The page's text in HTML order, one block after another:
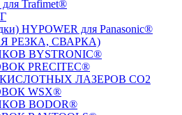
Trafimet®
HYPOWER для Panasonic®
РЕЗКА, СВАРКА)
BYSTRONIC®
PRECITEC®
ЛАЗЕРОВ CO2
WSX®
BODOR®